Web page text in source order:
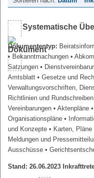
Systematische
Dokumententyp:
• Bekanntmachungen •
Satzungen •
Amtsblatt • Gesetze und
Verwaltungsvorschriften,
Richtlinien und Rundschreiben
Vereinbarungen • Aktenpläne
Organisationspläne •
und Konzepte • Karten,
Meldungen und
Ausschüsse •
Stand: 26.06.2023